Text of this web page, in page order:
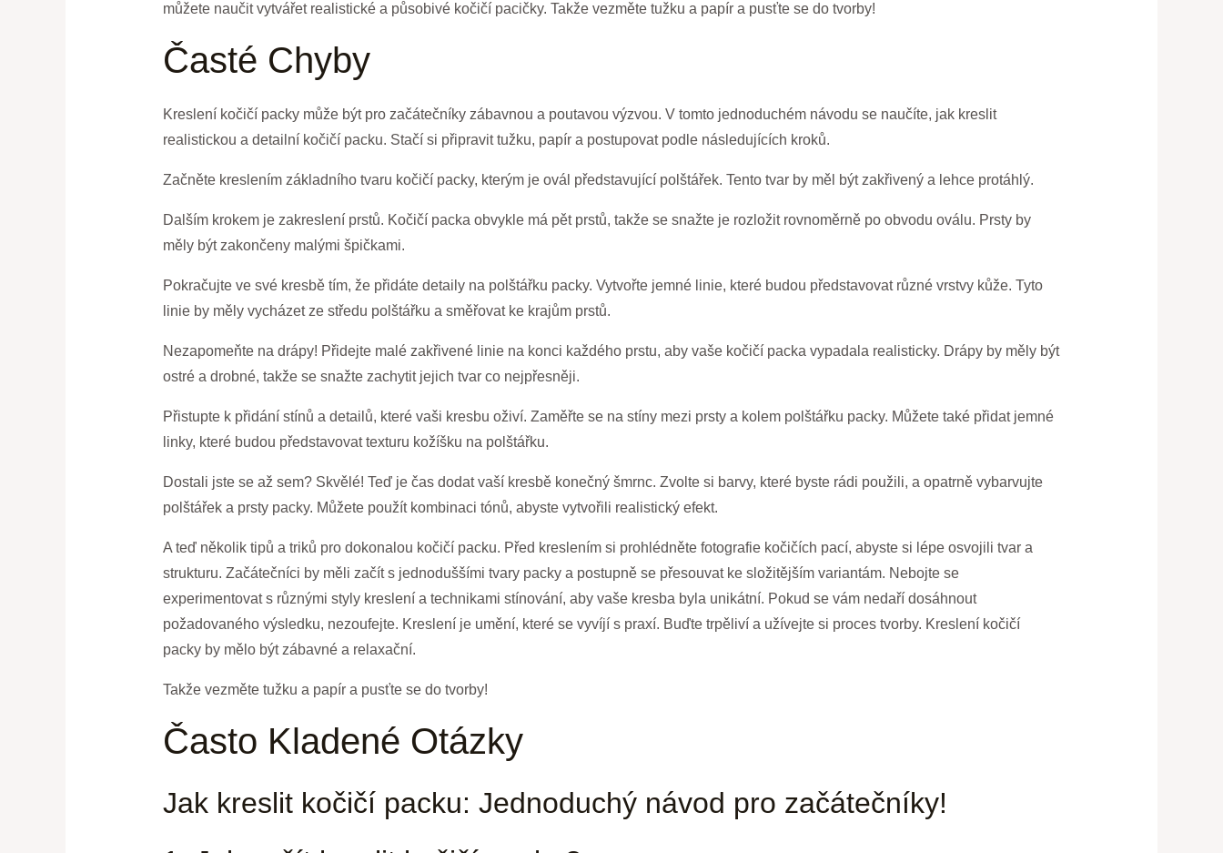
můžete naučit vytvářet realistické a působivé kočičí pacičky. Takže vezměte tužku a papír a pusťte se do tvorby!
Časté Chyby
Kreslení kočičí packy může být pro začátečníky zábavnou a poutavou výzvou. V tomto jednoduchém návodu se naučíte, jak kreslit
realistickou a detailní kočičí packu. Stačí si připravit tužku, papír a postupovat podle následujících kroků.
Začněte kreslením základního tvaru kočičí packy, kterým je ovál představující polštářek. Tento tvar by měl být zakřivený a lehce protáhlý.
Dalším krokem je zakreslení prstů. Kočičí packa obvykle má pět prstů, takže se snažte je rozložit rovnoměrně po obvodu oválu. Prsty by
měly být zakončeny malými špičkami.
Pokračujte ve své kresbě tím, že přidáte detaily na polštářku packy. Vytvořte jemné linie, které budou představovat různé vrstvy kůže. Tyto
linie by měly vycházet ze středu polštářku a směřovat ke krajům prstů.
Nezapomeňte na drápy! Přidejte malé zakřivené linie na konci každého prstu, aby vaše kočičí packa vypadala realisticky. Drápy by měly být
ostré a drobné, takže se snažte zachytit jejich tvar co nejpřesněji.
Přistupte k přidání stínů a detailů, které vaši kresbu oživí. Zaměřte se na stíny mezi prsty a kolem polštářku packy. Můžete také přidat jemné
linky, které budou představovat texturu kožíšku na polštářku.
Dostali jste se až sem? Skvělé! Teď je čas dodat vaší kresbě konečný šmrnc. Zvolte si barvy, které byste rádi použili, a opatrně vybarvujte
polštářek a prsty packy. Můžete použít kombinaci tónů, abyste vytvořili realistický efekt.
A teď několik tipů a triků pro dokonalou kočičí packu. Před kreslením si prohlédněte fotografie kočičích pací, abyste si lépe osvojili tvar a
strukturu. Začátečníci by měli začít s jednoduššími tvary packy a postupně se přesouvat ke složitějším variantám. Nebojte se
experimentovat s různými styly kreslení a technikami stínování, aby vaše kresba byla unikátní. Pokud se vám nedaří dosáhnout
požadovaného výsledku, nezoufejte. Kreslení je umění, které se vyvíjí s praxí. Buďte trpěliví a užívejte si proces tvorby. Kreslení kočičí
packy by mělo být zábavné a relaxační.
Takže vezměte tužku a papír a pusťte se do tvorby!
Často Kladené Otázky
Jak kreslit kočičí packu: Jednoduchý návod pro začátečníky!